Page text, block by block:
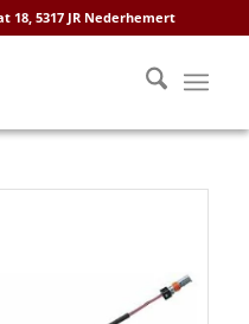
18, 5317 JR Nederhemert